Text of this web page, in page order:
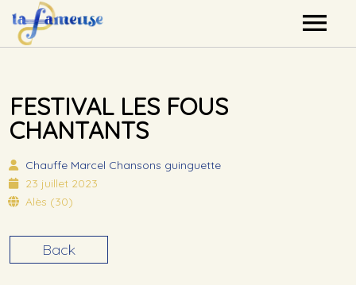
Agenda
FESTIVAL LES FOUS
CHANTANTS
Chauffe Marcel Chansons guinguette
23 juillet 2023
Alès (30)
Back